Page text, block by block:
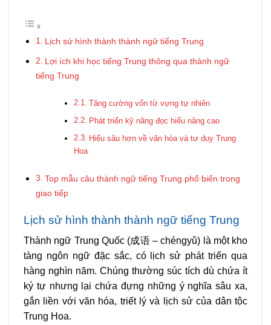
Lịch sử hình thành thành ngữ tiếng Trung
Lợi ích khi học tiếng Trung thông qua thành ngữ
tiếng Trung
Tăng cường vốn từ vựng tự nhiên
Phát triển kỹ năng đọc hiểu nâng cao
Hiểu sâu hơn về văn hóa và tư duy Trung
Hoa
Top mẫu câu thành ngữ tiếng Trung phổ biến trong
giao tiếp
Lịch sử hình thành thành ngữ tiếng Trung
Thành ngữ Trung Quốc (成语– chéngyǔ) là một kho
tàng ngôn ngữ đặc sắc, có lịch sử phát triển qua
hàng nghìn năm. Chúng thường súc tích dù chứa ít
ký tự nhưng lại chứa đựng những ý nghĩa sâu xa,
gắn liền với văn hóa, triết lý và lịch sử của dân tộc
Trung Hoa.